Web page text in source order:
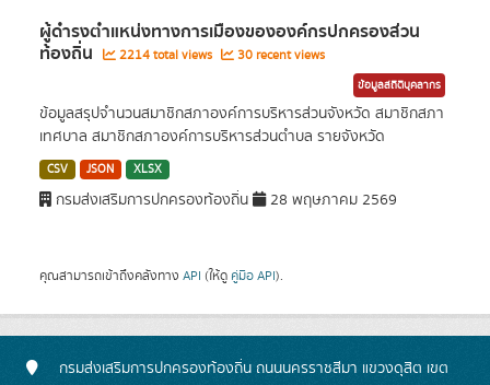
ผู้ดำรงตำแหน่งทางการเมืองขององค์กรปกครองส่วน
ท้องถิ่น 2214 total views 30 recent views
ข้อมูลสถิติบุคลากร
ข้อมูลสรุปจำนวนสมาชิกสภาองค์การบริหารส่วนจังหวัด สมาชิกสภา
เทศบาล สมาชิกสภาองค์การบริหารส่วนตำบล รายจังหวัด
CSV JSON XLSX
กรมส่งเสริมการปกครองท้องถิ่น 28 พฤษภาคม 2569
คุณสามารถเข้าถึงคลังทาง API (ให้ดู คู่มือ API).
กรมส่งเสริมการปกครองท้องถิ่น ถนนนครราชสีมา แขวงดุสิต เขต